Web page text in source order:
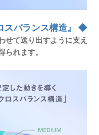
スバランス構造』 ◆
せて送り出すように支え
れます。